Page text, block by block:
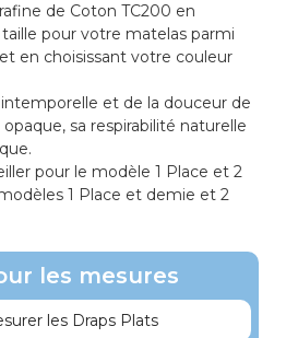
de Coton TC200 en
pour votre matelas parmi
en choisissant votre couleur
et de la douceur de
sa respirabilité naturelle
pour le modèle 1 Place et 2
1 Place et demie et 2
les mesures
les Draps Plats